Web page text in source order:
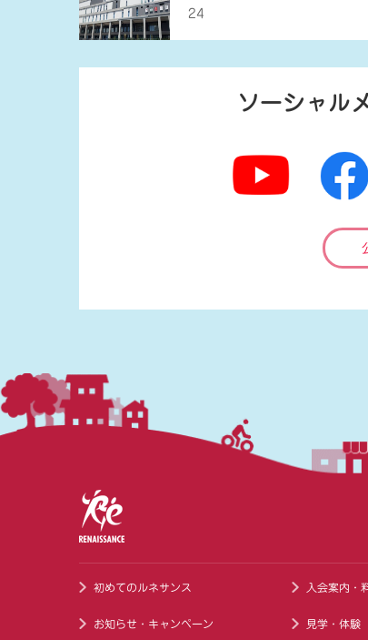
24
ソーシャル
初めてのルネサンス
お知らせ・キャンペーン
入会案内・
見学・体験